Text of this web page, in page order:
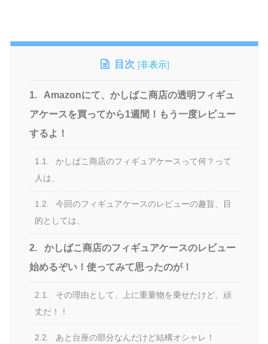
目次 [非表示]
1.
Amazonにて、かしばこ商店の透明フィギュ
アケースを買ってから1週間！もう一度レビュー
するよ！
1.1.
かしばこ商店のフィギュアケースって何？って
人は、
1.2.
今回のフィギュアケースのレビューの趣旨、目
的としては、
2.
かしばこ商店のフィギュアケースのレビュー
始めるぞい！使ってみて思ったのが！
2.1.
その理由として、上に重量物を乗せたけど、頑
丈だ！！
2.2. あと台座の部分なんだけど結構オシャレ！